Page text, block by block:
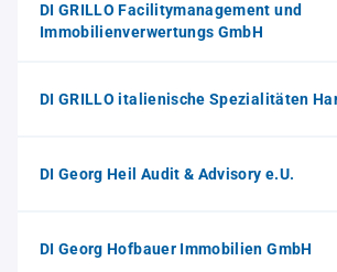
DI GRILLO Facilitymanagement und
Immobilienverwertungs GmbH
DI GRILLO italienische Spezialitäten
DI Georg Heil Audit & Advisory e.U.
DI Georg Hofbauer Immobilien GmbH